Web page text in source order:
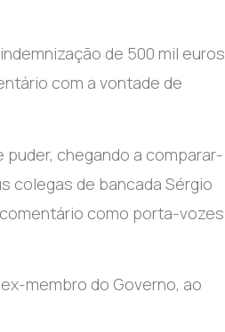
de 500 mil euros
com a vontade de
puder, chegando a comparar-
colegas de bancada Sérgio
como porta-vozes
membro do Governo, ao